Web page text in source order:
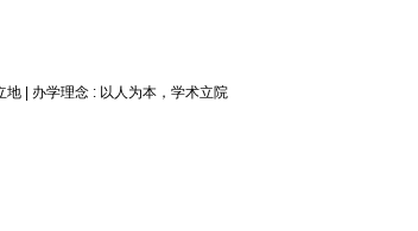
地 | 办学理念 : 以人为本，学术立院